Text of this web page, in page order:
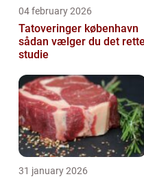
04 february 2026
Tatoveringer københavn
sådan vælger du det rette
studie
31 january 2026